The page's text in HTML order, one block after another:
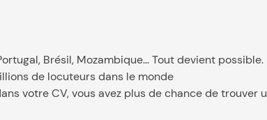
Brésil, Mozambique… Tout devient possible.
de locuteurs dans le monde
votre CV, vous avez plus de chance de trouver